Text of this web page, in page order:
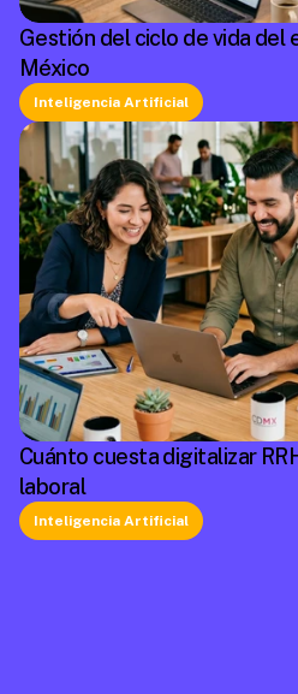
Gestión del ciclo de vida del
México
Inteligencia Artificial
Cuánto cuesta digitalizar
laboral
Inteligencia Artificial